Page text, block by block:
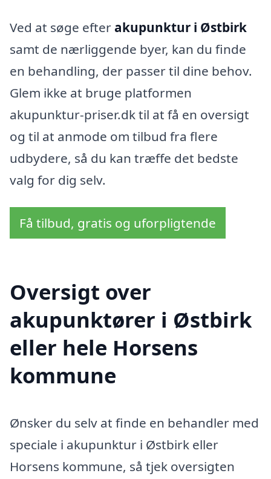
Ved at søge efter akupunktur i Østbirk
samt de nærliggende byer, kan du finde
en behandling, der passer til dine behov.
Glem ikke at bruge platformen
akupunktur-priser.dk til at få en oversigt
og til at anmode om tilbud fra flere
udbydere, så du kan træffe det bedste
valg for dig selv.
Få tilbud, gratis og uforpligtende
Oversigt over
akupunktører i Østbirk
eller hele Horsens
kommune
Ønsker du selv at finde en behandler med
speciale i akupunktur i Østbirk eller
Horsens kommune, så tjek oversigten